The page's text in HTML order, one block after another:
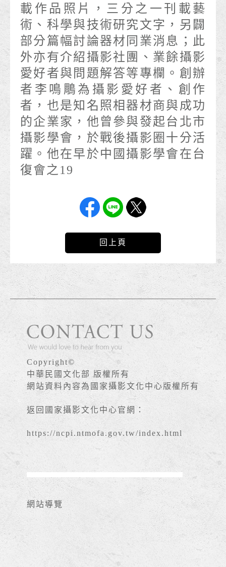
載作品照片，三分之一刊載藝
術、科學與技術研究文字，另闢
部分篇幅討論器材同業消息；此
外亦有介紹攝影社團、業餘攝影
愛好者與問題解答等專欄。創辦
者李鳴鵰為攝影愛好者、創作
者，也是知名照相器材商與成功
的企業家，他曾參與發起台北市
攝影學會，於戰後攝影圈十分活
躍。他在早於中國攝影學會在台
復會之19
回上頁
Copyright©
中華民國文化部 版權所有
網站資料內容為國家攝影文化中心版權所有
返回國家攝影文化中心官網：
https://ncpi.ntmofa.gov.tw/index.html
網站導覽